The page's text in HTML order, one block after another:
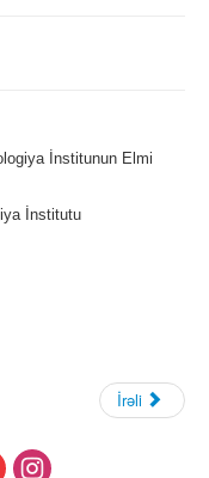
İnstitunun Elmi
İnstitutu
İrəli